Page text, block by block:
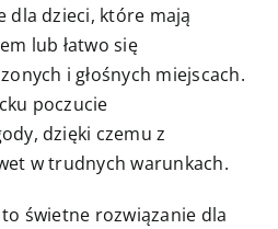
dla dzieci, które mają
lub łatwo się
i głośnych miejscach.
poczucie
dzięki czemu z
w trudnych warunkach.
świetne rozwiązanie dla